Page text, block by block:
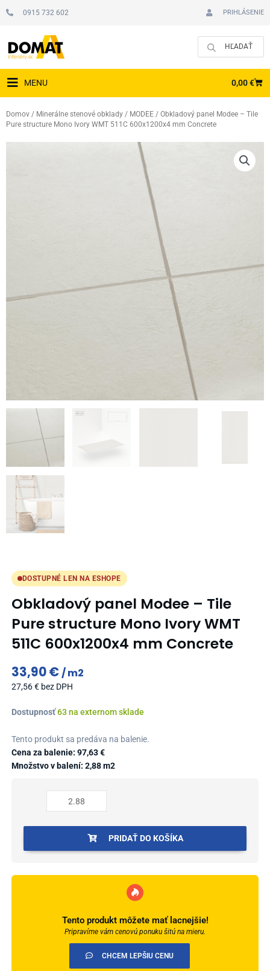
0915 732 602 PRIHLÁSENIE
MENU 0,00€
Domov / Minerálne stenové obklady / MODEE / Obkladový panel Modee – Tile
Pure structure Mono Ivory WMT 511C 600x1200x4 mm Concrete
DOSTUPNÉ LEN NA ESHOPE
Obkladový panel Modee – Tile
Pure structure Mono Ivory WMT
511C 600x1200x4 mm Concrete
33,90€ m2
27,56€ bez DPH
Dostupnosť63 na externom sklade
Tento produkt sa predáva na balenie.
Cena za balenie: 97,63€
Množstvo v balení: 2,88 m2
množstvo
panel
Modee
-
Ivory
PRIDAŤ DO KOŠÍKA
Tento produkt môžete mať lacnejšie!
Pripravíme vám cenovú ponuku šitú na mieru.
CHCEM LEPŠIU CENU